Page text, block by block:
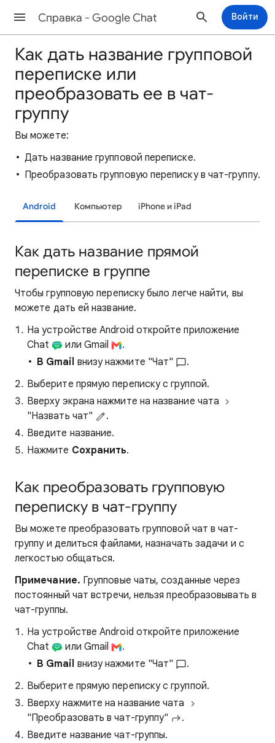
Cправка - Google Chat Войти
Как дать название групповой
переписке или
преобразовать ее в чат-
группу
Вы можете:
Дать название групповой переписке.
Преобразовать групповую переписку в чат-группу.
Android Компьютер iPhone и iPad
Как дать название прямой
переписке в группе
Чтобы групповую переписку было легче найти, вы
можете дать ей название.
На устройстве Android откройте приложение
Chat
или Gmail
.
В Gmail внизу нажмите "Чат"
.
Выберите прямую переписку с группой.
Вверху экрана нажмите на название чата
"Назвать чат"
.
Введите название.
Нажмите Сохранить.
Как преобразовать групповую
переписку в чат-группу
Вы можете преобразовать групповой чат в чат-
группу и делиться файлами, назначать задачи и с
легкостью общаться.
Примечание. Групповые чаты, созданные через
постоянный чат встречи, нельзя преобразовывать в
чат-группы.
На устройстве Android откройте приложение
Chat
или Gmail
.
В Gmail внизу нажмите "Чат"
.
Выберите прямую переписку с группой.
Вверху нажмите на название чата
"Преобразовать в чат-группу"
.
Введите название чат-группы.